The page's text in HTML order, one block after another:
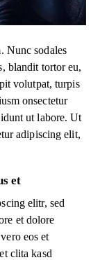
Nunc sodales
blandit tortor eu,
volutpat, turpis
onsectetur
ut labore. Ut
adipiscing elit,
et
elitr, sed
et dolore
eos et
clita kasd